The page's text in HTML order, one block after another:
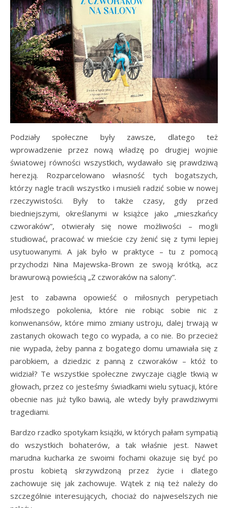
Podziały społeczne były zawsze, dlatego też
wprowadzenie przez nową władzę po drugiej wojnie
światowej równości wszystkich, wydawało się prawdziwą
herezją. Rozparcelowano własność tych bogatszych,
którzy nagle tracili wszystko i musieli radzić sobie w nowej
rzeczywistości. Były to także czasy, gdy przed
biedniejszymi, określanymi w książce jako „mieszkańcy
czworaków”, otwierały się nowe możliwości – mogli
studiować, pracować w mieście czy żenić się z tymi lepiej
usytuowanymi. A jak było w praktyce – tu z pomocą
przychodzi Nina Majewska-Brown ze swoją krótką, acz
brawurową powieścią „Z czworaków na salony”.
Jest to zabawna opowieść o miłosnych perypetiach
młodszego pokolenia, które nie robiąc sobie nic z
konwenansów, które mimo zmiany ustroju, dalej trwają w
zastanych okowach tego co wypada, a co nie. Bo przecież
nie wypada, żeby panna z bogatego domu umawiała się z
parobkiem, a dziedzic z panną z czworaków – któż to
widział? Te wszystkie społeczne zwyczaje ciągle tkwią w
głowach, przez co jesteśmy świadkami wielu sytuacji, które
obecnie nas już tylko bawią, ale wtedy były prawdziwymi
tragediami.
Bardzo rzadko spotykam książki, w których pałam sympatią
do wszystkich bohaterów, a tak właśnie jest. Nawet
marudna kucharka ze swoimi fochami okazuje się być po
prostu kobietą skrzywdzoną przez życie i dlatego
zachowuje się jak zachowuje. Wątek z nią też należy do
szczególnie interesujących, chociaż do najweselszych nie